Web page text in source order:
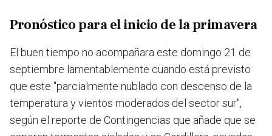
Pronóstico para el inicio de la primavera
El buen tiempo no acompañara este domingo 21 de
septiembre lamentablemente cuando está previsto
que este "parcialmente nublado con descenso de la
temperatura y vientos moderados del sector sur",
según el reporte de Contingencias que añade que se